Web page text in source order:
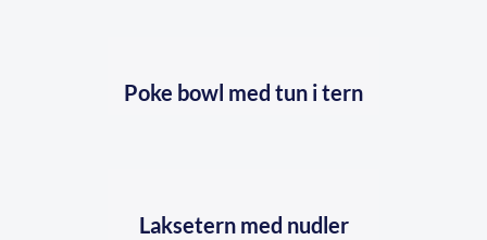
Poke bowl med tun i tern
Laksetern med nudler